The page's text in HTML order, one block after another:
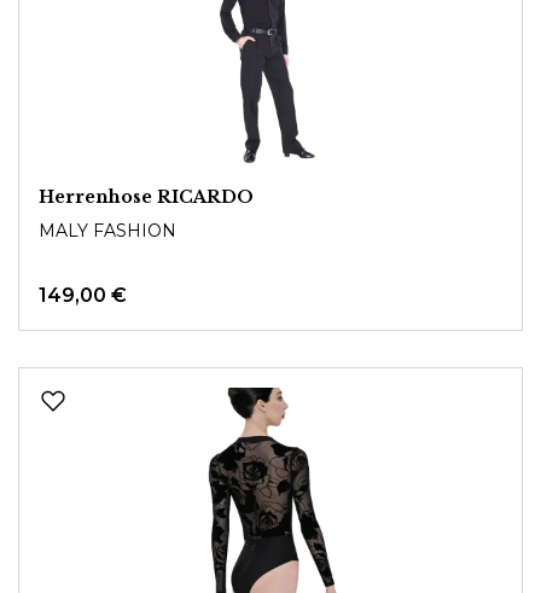
Herrenhose RICARDO
MALY FASHION
149,00 €